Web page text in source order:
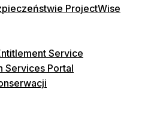
ProjectWise
Service
Services Portal